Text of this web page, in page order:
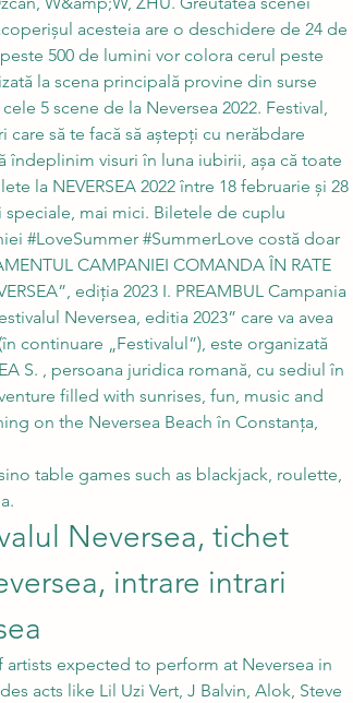
acesteia are o deschidere de 24 de
500 de lumini vor colora cerul peste
la scena principală provine din surse
5 scene de la Neversea 2022. Festival,
să te facă să aștepți cu nerăbdare
îndeplinim visuri în luna iubirii, așa că toate
la NEVERSEA 2022 între 18 februarie și 28
speciale, mai mici. Biletele de cuplu
#LoveSummer #SummerLove costă doar
CAMPANIEI COMANDA ÎN RATE
ediția 2023 I. PREAMBUL Campania
Neversea, editia 2023” care va avea
continuare „Festivalul”), este organizată
S. , persoana juridica romană, cu sediul în
filled with sunrises, fun, music and
on the Neversea Beach în Constanța,
table games such as blackjack, roulette,
Neversea, tichet
intrare intrari
artists expected to perform at Neversea in
acts like Lil Uzi Vert, J Balvin, Alok, Steve